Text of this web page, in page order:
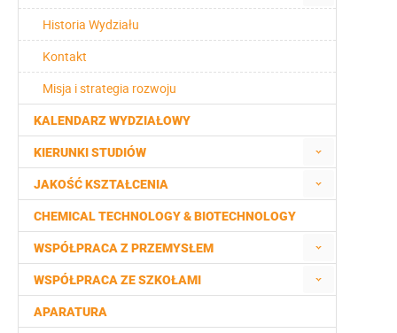
Historia Wydziału
Kontakt
Misja i strategia rozwoju
KALENDARZ WYDZIAŁOWY
KIERUNKI STUDIÓW
JAKOŚĆ KSZTAŁCENIA
CHEMICAL TECHNOLOGY & BIOTECHNOLOGY
WSPÓŁPRACA Z PRZEMYSŁEM
WSPÓŁPRACA ZE SZKOŁAMI
APARATURA